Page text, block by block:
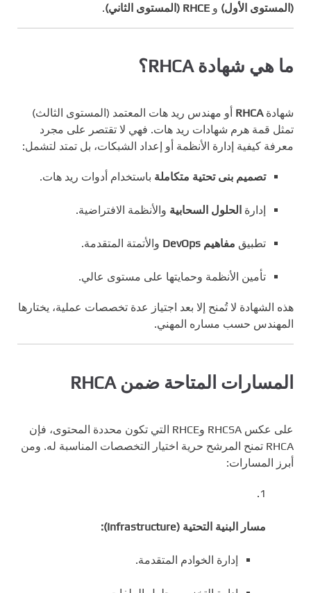
(المستوى الأول) و RHCE (المستوى الثاني) .
ما هي شهادة RHCA؟
شهادةRHCA أو مهندس ريد هات المعتمد (المستوى الثالث)
تمثل قمة هرم شهادات ريد هات. فهي لا تقتصر على مجرد
معرفة كيفية إدارة الأنظمة أو إعداد الشبكات، بل تمتد لتشمل:
تصميم بنى تحتية متكاملة باستخدام أدوات ريد هات.
إدارة الحلول السحابية والأنظمة الافتراضية.
تطبيق مفاهيم DevOps والأتمتة المتقدمة.
تأمين الأنظمة وحمايتها على مستوى عالي.
هذه الشهادة لا تُمنح إلا بعد اجتياز عدة تخصصات عملية، يختارها
المهندس حسب مساره المهني.
المسارات المتاحة ضمن RHCA
على عكس RHCSA وRHCE التي تكون محددة المحتوى، فإن
RHCA تمنح المرشح حرية اختيار التخصصات المناسبة له. ومن
أبرز المسارات:
مسار البنية التحتية (Infrastructure):
إدارة الخوادم المتقدمة.